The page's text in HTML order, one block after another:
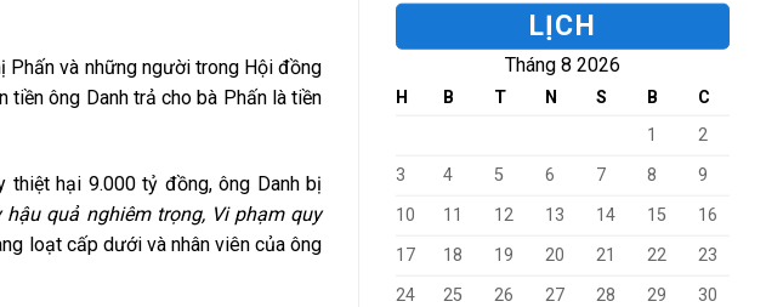
Phấn và những người trong Hội đồng
tiền ông Danh trả cho bà Phấn là tiền
thiệt hại 9.000 tỷ đồng, ông Danh bị
quả nghiêm trọng, Vi phạm quy
loạt cấp dưới và nhân viên của ông
LỊCH
Tháng 8 2026
H B T N S B
C
1
2
3
4 5 6 7 8
9
10
11 12 13 14 15
16
17
18 19 20 21 22
23
24
25 26 27 28 29
30